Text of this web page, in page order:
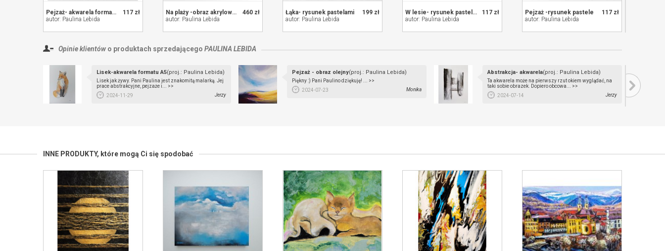
117 zł
Pejzaż- akwarela formatu 20/20 cm
autor: Paulina Lebida
460 zł
Na plaży -obraz akrylowy formatu 60/50 cm
autor: Paulina Lebida
199 zł
Łąka- rysunek pastelami
autor: Paulina Lebida
117 zł
W lesie- rysunek pastelami
autor: Paulina Lebida
117 zł
Pejzaż -rysunek pastele
autor: Paulina Lebida
Opinie klientów o produktach sprzedającego PAULINA LEBIDA
Lisek-akwarela formatu A5(proj.: Paulina Lebida)
Lisek jak żywy. Pani Paulina jest znakomitą malarką. Jej
prace abstrakcyjne, pejzaże i... >>
2024-11-29
Jerzy
Pejzaż - obraz olejny(proj.: Paulina Lebida)
Piękny :) Pani Paulino dziękuję! ... >>
2024-07-23
Monika
Abstrakcja- akwarela(proj.: Paulina Lebida)
Ta akwarela może na pierwszy rzut okiem wyglądać, na
taki sobie obrazek. Dopiero obcowa... >>
2024-07-14
Jerzy
INNE PRODUKTY, które mogą Ci się spodobać